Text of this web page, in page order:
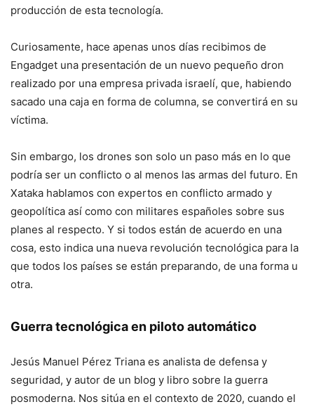
producción de esta tecnología.
Curiosamente, hace apenas unos días recibimos de
Engadget una presentación de un nuevo pequeño dron
realizado por una empresa privada israelí, que, habiendo
sacado una caja en forma de columna, se convertirá en su
víctima.
Sin embargo, los drones son solo un paso más en lo que
podría ser un conflicto o al menos las armas del futuro. En
Xataka hablamos con expertos en conflicto armado y
geopolítica así como con militares españoles sobre sus
planes al respecto. Y si todos están de acuerdo en una
cosa, esto indica una nueva revolución tecnológica para la
que todos los países se están preparando, de una forma u
otra.
Guerra tecnológica en piloto automático
Jesús Manuel Pérez Triana es analista de defensa y
seguridad, y autor de un blog y libro sobre la guerra
posmoderna. Nos sitúa en el contexto de 2020, cuando el